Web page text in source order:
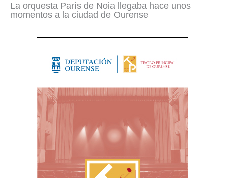
La orquesta París de Noia llegaba hace unos
momentos a la ciudad de Ourense